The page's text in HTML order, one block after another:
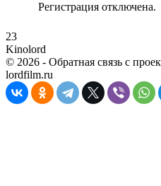
Регистрация отключена.
23
Kinolord
© 2026 - Обратная связь с
lordfilm.ru